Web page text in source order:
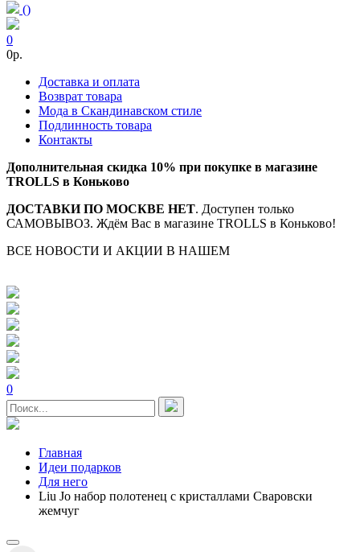
()
0
0p.
Доставка и оплата
Возврат товара
Мода в Скандинавском стиле
Подлинность товара
Контакты
Дополнительная скидка 10% при покупке в магазине
TROLLS в Коньково
ДОСТАВКИ ПО МОСКВЕ НЕТ. Доступен только
САМОВЫВОЗ. Ждём Вас в магазине TROLLS в Коньково!
ВСЕ НОВОСТИ И АКЦИИ В НАШЕМ
0
Главная
Идеи подарков
Для него
Liu Jo набор полотенец с кристаллами Сваровски
жемчуг